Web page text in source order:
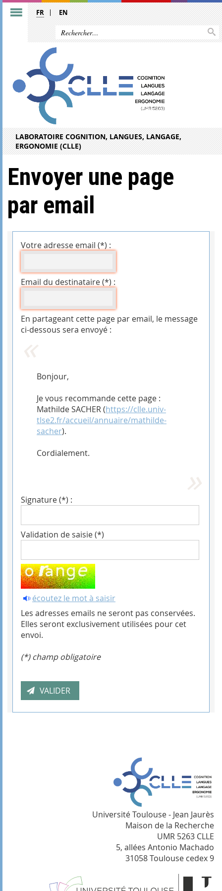
FR EN
LABORATOIRE COGNITION, LANGUES, LANGAGE,
ERGONOMIE (CLLE)
Envoyer une page
par email
Votre adresse email (*) :
Email du destinataire (*) :
En partageant cette page par email, le message
ci-dessous sera envoyé :
Bonjour,
Je vous recommande cette page :
Mathilde SACHER (https://clle.univ-
tlse2.fr/accueil/annuaire/mathilde-
sacher).
Cordialement.
Signature (*) :
Validation de saisie (*)
écoutez le mot à saisir
Les adresses emails ne seront pas conservées.
Elles seront exclusivement utilisées pour cet
envoi.
(*) champ obligatoire
Université Toulouse - Jean Jaurès
Maison de la Recherche
UMR 5263 CLLE
5, allées Antonio Machado
31058 Toulouse cedex 9